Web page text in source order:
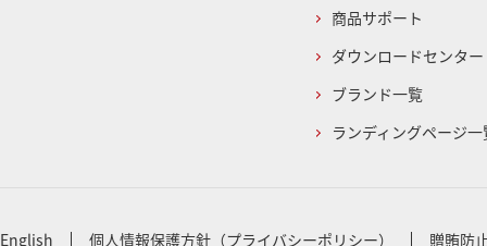
商品サポート
ダウンロードセンター
ブランド一覧
ランディングページ一
English 個人情報保護方針（プライバシーポリシー） 贈賄防